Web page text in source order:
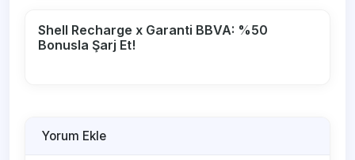
Shell Recharge x Garanti BBVA: %50
Bonusla Şarj Et!
Yorum Ekle